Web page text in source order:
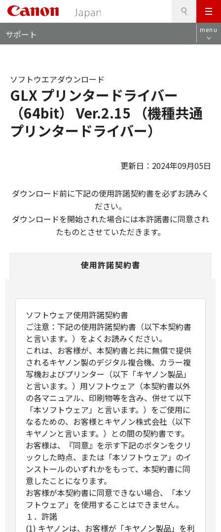
メ
ニ
ュ
サポート menu
GLX プリンタードライバー
（64bit） Ver.2.15 （機種共通
プリンタードライバー）
ソフトウエアダウンロード
更新日：2024年09月05日
ダウンロード前に下記の使用許諾契約書を必ずお読みく
ださい。
ダウンロードを開始された場合には本許諾書に同意され
たものとさせていただきます。
使用許諾契約書
ソフトウェア使用許諾契約書
ご注意：下記の使用許諾契約書（以下本契約書
と言います。）をよくお読みください。
これは、お客様が、本契約書と共に無償で提供
されるキヤノン製のデジタル複合機、カラー複
写機およびプリンター（以下「キヤノン製品」
と言います。）用ソフトウェア（本契約書以外
の各マニュアル、印刷物等を含み、併せて以下
「本ソフトウェア」と言います。）をご使用に
なるための、お客様とキヤノン株式会社（以下
キヤノンと言います。）との間の契約書です。
お客様は、『同意』を示す下記のボタンをクリ
ックした時点、または「本ソフトウェア」のイ
ンストールのいずれかをもって、本契約書に同
意したことになります。
お客様が本契約書に同意できない場合、「本ソ
フトウェア」を使用することはできません。
１．許諾
(1) キヤノンは、お客様が「キヤノン製品」を利